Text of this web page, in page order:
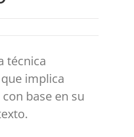
técnica
que implica
con base en su